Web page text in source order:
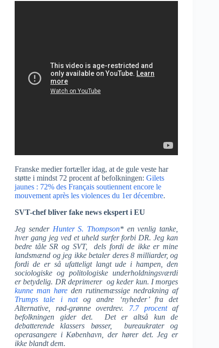
Franske medier fortæller idag, at de gule veste har
støtte i mindst 72 procent af befolkningen: Gilets
jaunes : 72% des Français soutiennent encore le
mouvement après les violences du 1er décembre.
SVT-chef bliver fake news ekspert i EU
Jeg sender Hunter S. Thompson* en venlig tanke,
hver gang jeg ved et uheld surfer forbi DR. Jeg kan
bedre tåle SR og SVT, dels fordi de ikke er mine
landsmænd og jeg ikke betaler deres 8 milliarder, og
fordi de er så ufatteligt langt ude i hampen, den
sociologiske og politologiske underholdningsværdi
er betydelig. DR deprimerer og keder kun. I morges
kunne man høre den rutinemæssige nedrakning af
Trumps tale i natog andre ‘nyheder’ fra det
Alternative, rød-grønne overdrev. 7.7 procentaf
befolkningen gider det. Det er altså kun de
debatterende klassers bøsser, bureaukrater og
operasangere i København, der hører det. Jeg er
ikke blandt dem.